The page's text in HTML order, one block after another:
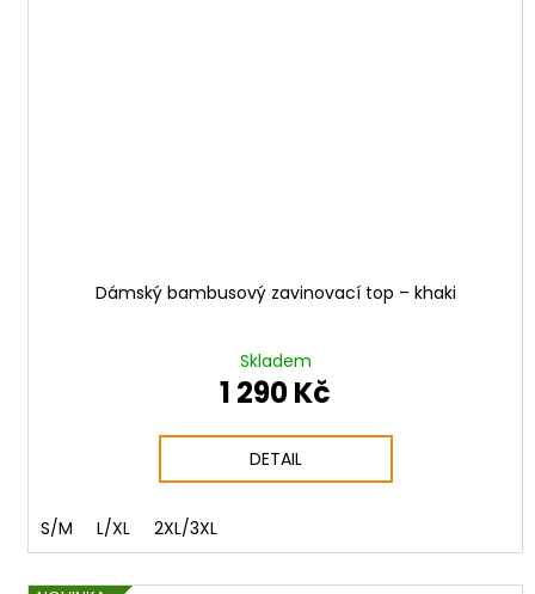
Dámský bambusový zavinovací top – khaki
Skladem
1 290 Kč
DETAIL
S/M L/XL 2XL/3XL